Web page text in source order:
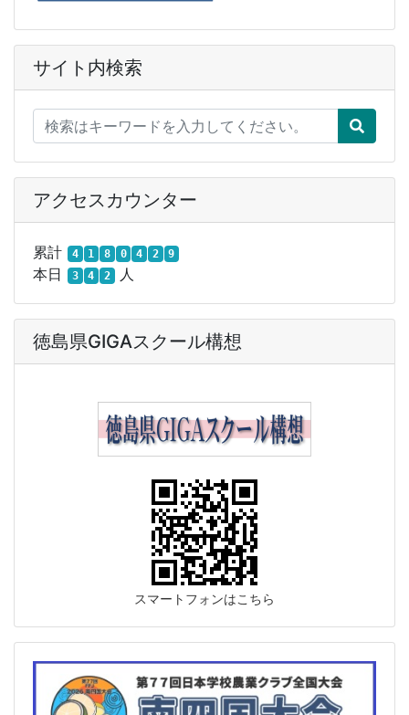
サイト内検索
アクセスカウンター
累計 4 1 8 0 4 2 9
本日 3 4 2 人
徳島県GIGAスクール構想
スマートフォンはこちら